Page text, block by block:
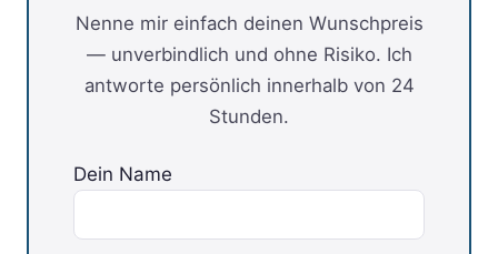
Nenne mir einfach deinen Wunschpreis
— unverbindlich und ohne Risiko. Ich
antworte persönlich innerhalb von 24
Stunden.
Dein Name